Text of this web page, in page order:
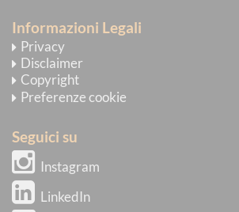
Informazioni Legali
Privacy
Disclaimer
Copyright
Preferenze cookie
Seguici su
Instagram
LinkedIn